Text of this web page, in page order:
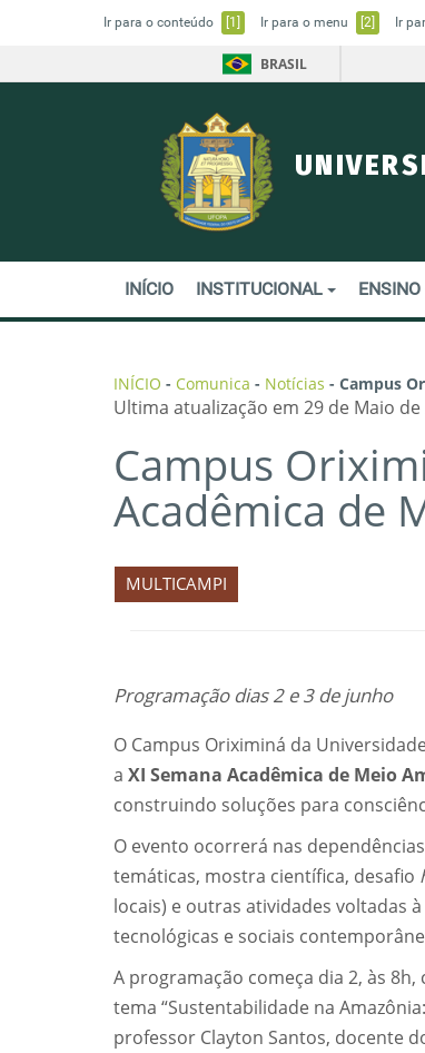
Ir para o conteúdo [1] Ir para o menu [2] Ir
BRASIL
INÍCIO INSTITUCIONAL ENSINO
INÍCIO - Comunica - Notícias - Campus
Ultima atualização em 29 de Maio de
Campus
Acadêmica de
MULTICAMPI
Programação dias 2 e 3 de junho
O Campus Oriximiná da
a XI Semana Acadêmica de Meio
construindo soluções para
O evento ocorrerá nas
temáticas, mostra científica, desafio
locais) e outras atividades voltadas
tecnológicas e sociais
A programação começa dia 2, às
tema “Sustentabilidade na
professor Clayton Santos, docente